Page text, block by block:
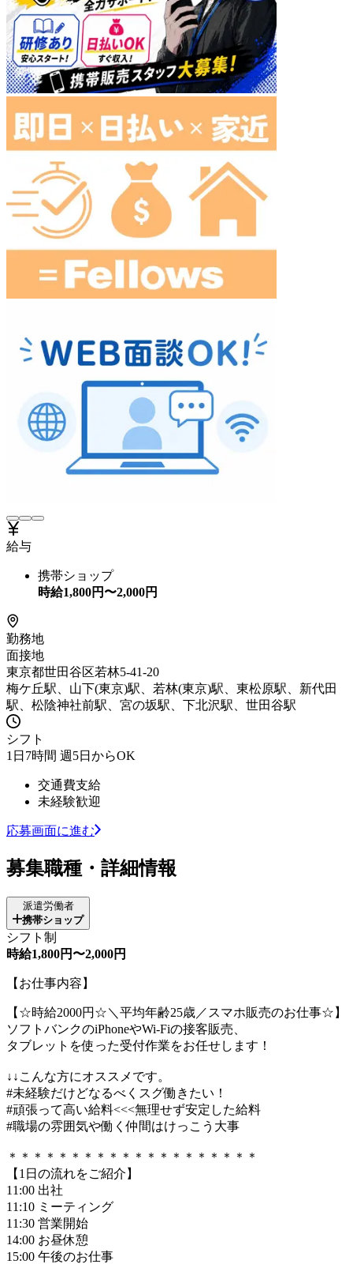
給与
携帯ショップ
時給1,800円〜2,000円
勤務地
面接地
東京都世田谷区若林5-41-20
梅ケ丘駅、山下(東京)駅、若林(東京)駅、東松原駅、新代田
駅、松陰神社前駅、宮の坂駅、下北沢駅、世田谷駅
シフト
1日7時間 週5日からOK
交通費支給
未経験歓迎
応募画面に進む
募集職種・詳細情報
派遣労働者
携帯ショップ
シフト制
時給1,800円〜2,000円
【お仕事内容】
【☆時給2000円☆＼平均年齢25歳／スマホ販売のお仕事☆】
ソフトバンクのiPhoneやWi-Fiの接客販売、
タブレットを使った受付作業をお任せします！
↓↓こんな方にオススメです。
#未経験だけどなるべくスグ働きたい！
#頑張って高い給料<<<無理せず安定した給料
#職場の雰囲気や働く仲間はけっこう大事
＊＊＊＊＊＊＊＊＊＊＊＊＊＊＊＊＊＊＊＊
【1日の流れをご紹介】
11:00 出社
11:10 ミーティング
11:30 営業開始
14:00 お昼休憩
15:00 午後のお仕事